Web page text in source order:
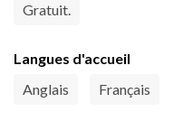
Gratuit.
Langues d'accueil
Anglais
Français